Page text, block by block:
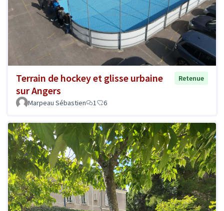
Terrain de hockey et glisse urbaine
sur Angers
Retenue
Marpeau Sébastien 1 6